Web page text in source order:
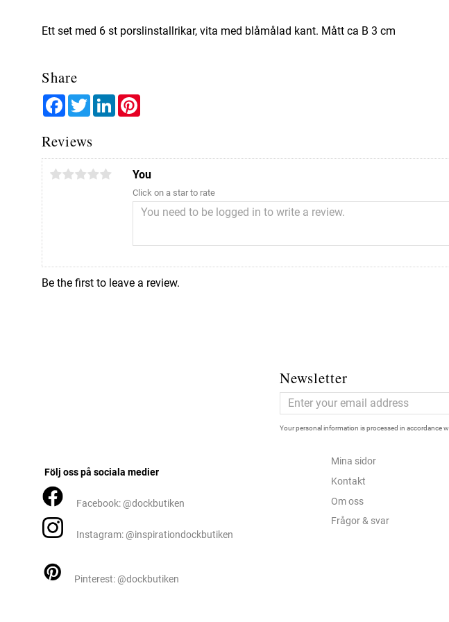
Ett set med 6 st porslinstallrikar, vita med blåmålad kant. Mått ca B 3 cm
Share
FacebookTwitterLinkedIn
Reviews
You
Click on a star to rate
Be the first to leave a review.
Newsletter
Your personal information is processed in accordance
Följ oss på sociala medier
Facebook: @dockbutiken
Instagram: @inspirationdockbutiken
Pinterest: @dockbutiken
Mina sidor
Kontakt
Om oss
Frågor & svar